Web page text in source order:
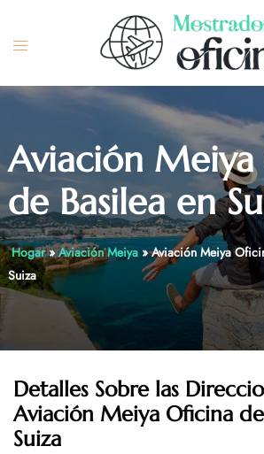
content
Toggle
Aviación
de Basilea en
Hogar»Aviación Meiya»Aviación Meiya
Suiza
Detalles Sobre las
Aviación Meiya Oficina
Suiza